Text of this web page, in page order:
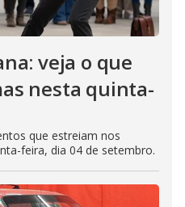
veja o que
nesta quinta-
que estreiam nos
feira, dia 04 de setembro.